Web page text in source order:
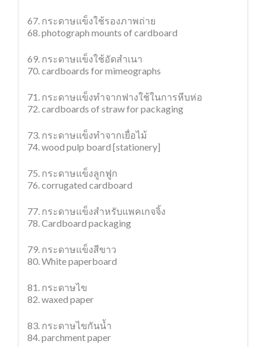
67. กระดาษแข็งใช้รองภาพถ่าย
68. photograph mounts of cardboard
69. กระดาษแข็งใช้อัดสำเนา
70. cardboards for mimeographs
71. กระดาษแข็งทำจากฟางใช้ในการหีบห่อ
72. cardboards of straw for packaging
73. กระดาษแข็งทำจากเยื่อไม้
74. wood pulp board [stationery]
75. กระดาษแข็งลูกฟูก
76. corrugated cardboard
77. กระดาษแข็งสำหรับแพคเกจจิ้ง
78. Cardboard packaging
79. กระดาษแข็งสีขาว
80. White paperboard
81. กระดาษไข
82. waxed paper
83. กระดาษไขกันน้ำ
84. parchment paper